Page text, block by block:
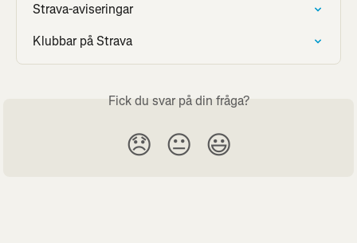
Strava-aviseringar
Klubbar på Strava
Fick du svar på din fråga?
😞 😐 😃